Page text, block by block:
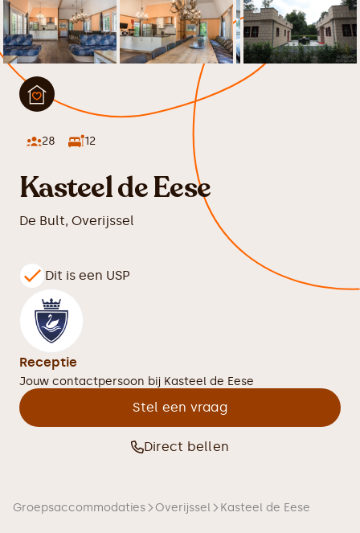
28 12
Kasteel de Eese
De Bult, Overijssel
Dit is een USP
Receptie
Jouw contactpersoon bij Kasteel de Eese
Stel een vraag
Direct bellen
Groepsaccommodaties Overijssel Kasteel de Eese